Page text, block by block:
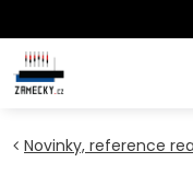
Novinky, reference